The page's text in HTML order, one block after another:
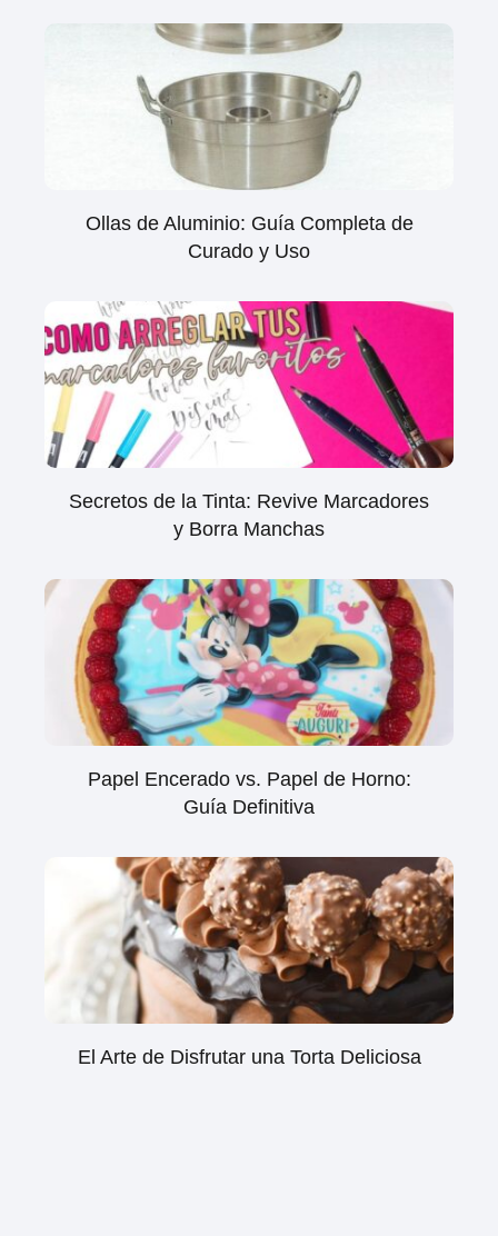
Ollas de Aluminio: Guía Completa de
Curado y Uso
Secretos de la Tinta: Revive Marcadores
y Borra Manchas
Papel Encerado vs. Papel de Horno:
Guía Definitiva
El Arte de Disfrutar una Torta Deliciosa